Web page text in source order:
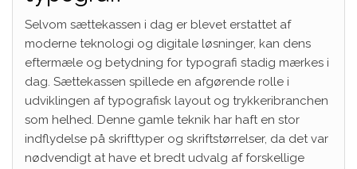
Selvom sættekassen i dag er blevet erstattet af
moderne teknologi og digitale løsninger, kan dens
eftermæle og betydning for typografi stadig mærkes i
dag. Sættekassen spillede en afgørende rolle i
udviklingen af typografisk layout og trykkeribranchen
som helhed. Denne gamle teknik har haft en stor
indflydelse på skrifttyper og skriftstørrelser, da det var
nødvendigt at have et bredt udvalg af forskellige